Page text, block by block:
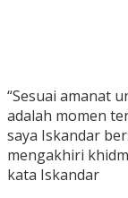
“Sesuai amanat
adalah momen
saya Iskandar
mengakhiri
kata Iskandar